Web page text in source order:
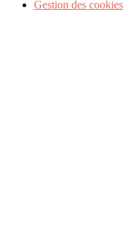
Gestion des cookies